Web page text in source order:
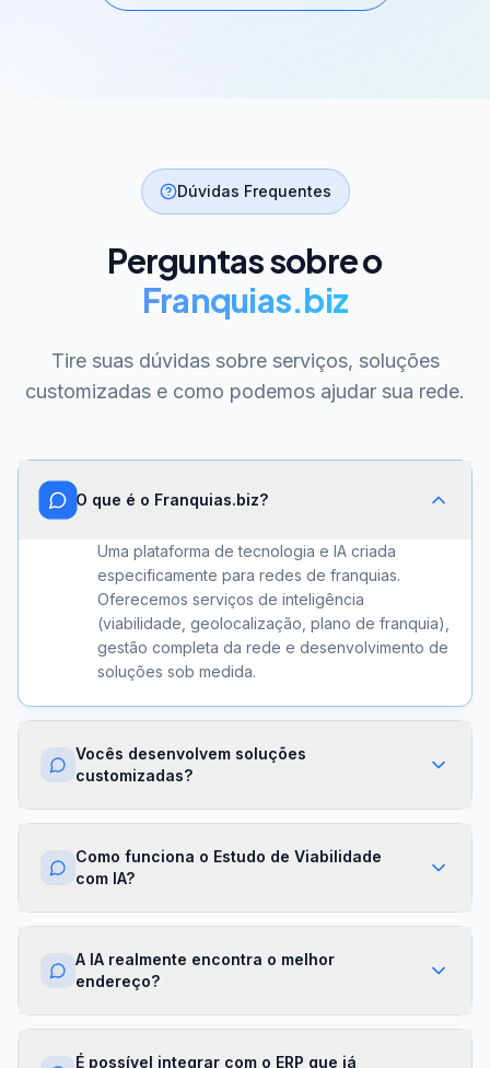
Dúvidas Frequentes
Perguntas sobre o
Franquias.biz
Tire suas dúvidas sobre serviços, soluções
customizadas e como podemos ajudar sua rede.
O que é o Franquias.biz?
Uma plataforma de tecnologia e IA criada
especificamente para redes de franquias.
Oferecemos serviços de inteligência
(viabilidade, geolocalização, plano de franquia),
gestão completa da rede e desenvolvimento de
soluções sob medida.
Vocês desenvolvem soluções
customizadas?
Sim. Além dos módulos prontos, criamos
algoritmos proprietários e APIs sob demanda.
sua franqueadora.
Como funciona o Estudo de Viabilidade
com IA?
Nossa IA cruza dados de mercado,
financeiras para gerar um score de viabilidade
por região. Você recebe um relatório completo
com recomendações em minutos.
A IA realmente encontra o melhor
endereço?
Sim. O módulo de Geolocalização cruza fluxo
É possível integrar com o ERP que já